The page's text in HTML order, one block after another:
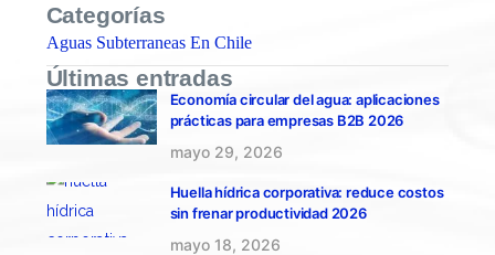
Categorías
Aguas Subterraneas En Chile
Últimas entradas
Economía circular del agua: aplicaciones
prácticas para empresas B2B 2026
mayo 29, 2026
Huella hídrica corporativa: reduce costos
sin frenar productividad 2026
mayo 18, 2026